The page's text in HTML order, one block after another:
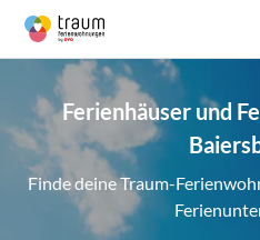
Ferienhäuser und
Finde deine Traum-